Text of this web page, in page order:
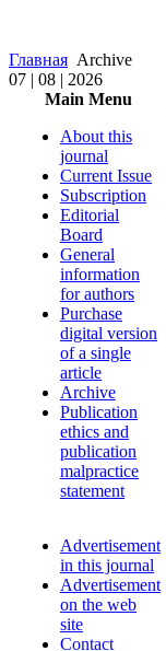
Главная Archive
07 | 08 | 2026
Main Menu
About this
journal
Current Issue
Subscription
Editorial
Board
General
information
for authors
Purchase
digital version
of a single
article
Archive
Publication
ethics and
publication
malpractice
statement
Advertisement
in this journal
Advertisement
on the web
site
Contact